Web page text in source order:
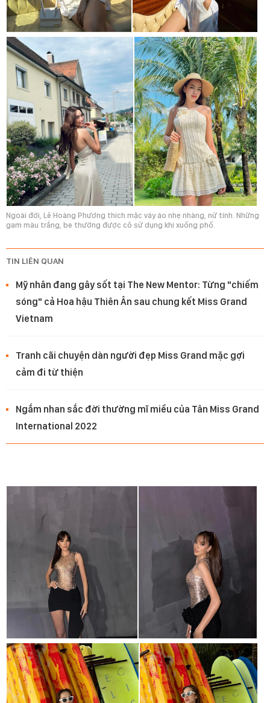
Ngoài đời, Lê Hoàng Phương thích mặc váy áo nhẹ nhàng, nữ tính. Những
gam màu trắng, be thường được cô sử dụng khi xuống phố.
TIN LIÊN QUAN
Mỹ nhân đang gây sốt tại The New Mentor: Từng "chiếm
sóng" cả Hoa hậu Thiên Ân sau chung kết Miss Grand
Vietnam
Tranh cãi chuyện dàn người đẹp Miss Grand mặc gợi
cảm đi từ thiện
Ngắm nhan sắc đời thường mĩ miều của Tân Miss Grand
International 2022